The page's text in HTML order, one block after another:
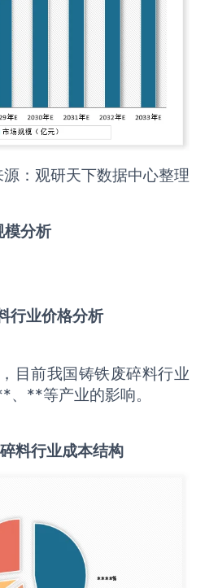
：观研天下数据中心整理
模分析
行业价格分析
目前我国铸铁废碎料行业
、**等产业的影响。
料行业成本结构